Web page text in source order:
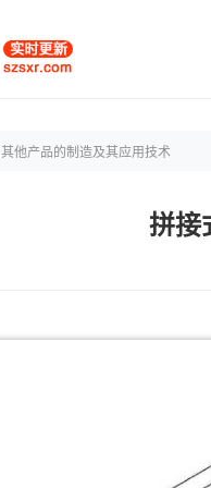
其他产品的制造及其应用技术
拼接